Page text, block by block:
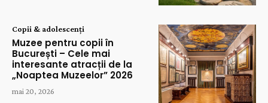
Copii & adolescenți
Muzee pentru copii în
București – Cele mai
interesante atracții de la
„Noaptea Muzeelor” 2026
mai 20, 2026